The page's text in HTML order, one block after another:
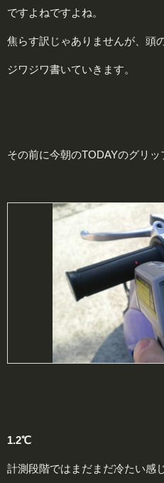
ですよねですよね。
焦らす訳じゃありませんが、頭
ジワジワ書いていきます。
その前に今朝のTODAYのグリッ
1.2℃
計測段階ではまだまだ冷たい感